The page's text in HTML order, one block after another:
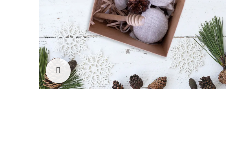
Click to enlarge